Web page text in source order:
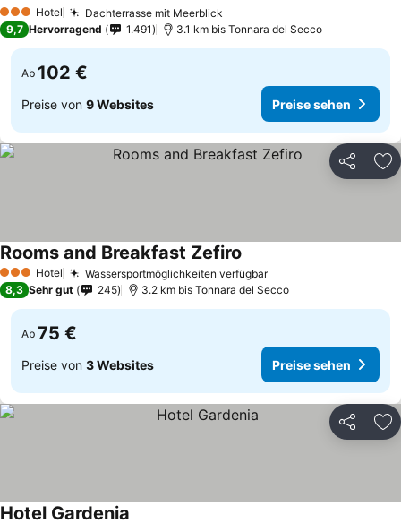
3 SterneHotel Dachterrasse mit Meerblick
9,7 Hervorragend 1.491 3.1 km bis Tonnara del Secco
Ab 102 €
Preise von 9 Websites Preise sehen
Teilen
3 SterneHotel Wassersportmöglichkeiten verfügbar
Rooms and Breakfast Zefiro
8,3 Sehr gut 245 3.2 km bis Tonnara del Secco
Ab 75 €
Preise von 3 Websites Preise sehen
Teilen
Hotel Gardenia